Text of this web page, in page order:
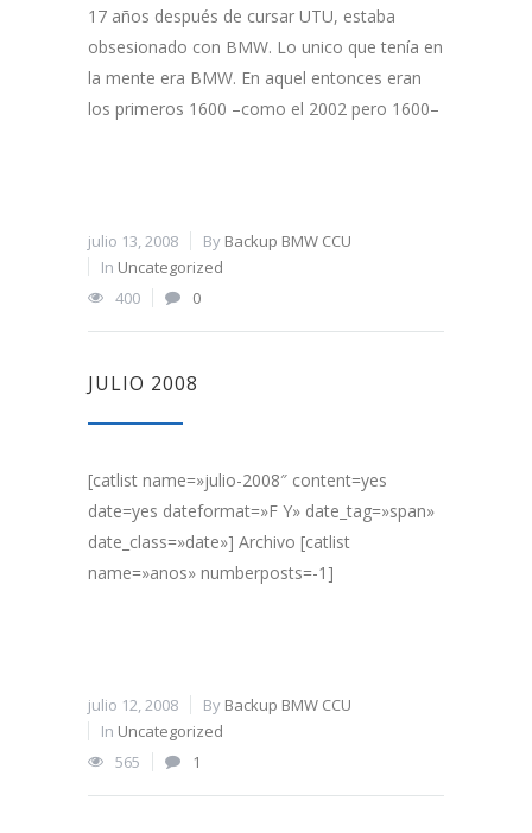
17 años después de cursar UTU, estaba
obsesionado con BMW. Lo unico que tenía en
la mente era BMW. En aquel entonces eran
los primeros 1600 –como el 2002 pero 1600–
julio 13, 2008 By Backup BMW CCU
In Uncategorized
400
0
JULIO 2008
[catlist name=»julio-2008″ content=yes
date=yes dateformat=»F Y» date_tag=»span»
date_class=»date»] Archivo [catlist
name=»anos» numberposts=-1]
julio 12, 2008 By Backup BMW CCU
In Uncategorized
565
1